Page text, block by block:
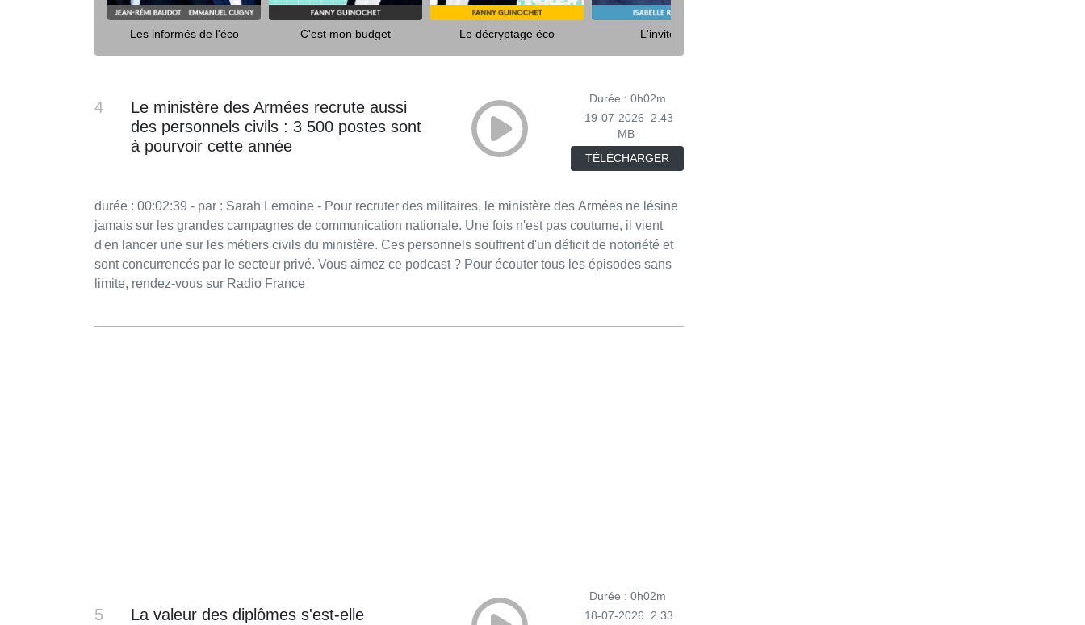
Les informés de l'éco C'est mon budget Le décryptage éco L'invité éco
4
Le ministère des Armées recrute aussi
des personnels civils : 3 500 postes sont
à pourvoir cette année
Durée : 0h02m
19-07-2026
2.43
MB
TÉLÉCHARGER
durée : 00:02:39 - par : Sarah Lemoine - Pour recruter des militaires, le ministère des Armées ne lésine
jamais sur les grandes campagnes de communication nationale. Une fois n'est pas coutume, il vient
d'en lancer une sur les métiers civils du ministère. Ces personnels souffrent d'un déficit de notoriété et
sont concurrencés par le secteur privé. Vous aimez ce podcast ? Pour écouter tous les épisodes sans
limite, rendez-vous sur Radio France
5
La valeur des diplômes s'est-elle
Durée : 0h02m
18-07-2026
2.33